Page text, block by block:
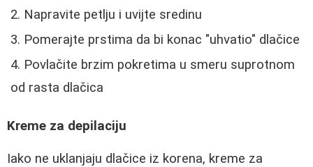
Napravite petlju i uvijte sredinu
Pomerajte prstima da bi konac "uhvatio" dlačice
Povlačite brzim pokretima u smeru suprotnom
od rasta dlačica
Kreme za depilaciju
Iako ne uklanjaju dlačice iz korena, kreme za